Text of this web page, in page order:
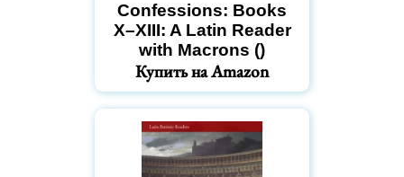
Confessions: Books
X–XIII: A Latin Reader
with Macrons ()
Купить на Amazon